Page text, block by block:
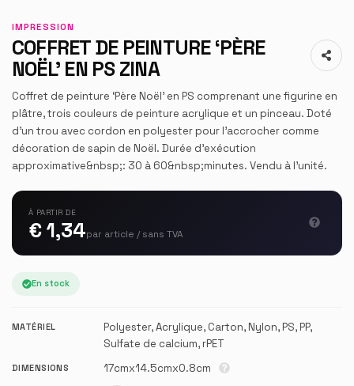
IMPRESSION
COFFRET DE PEINTURE ‘PÈRE
NOËL’ EN PS ZINA
Coffret de peinture ‘Père Noël’ en PS comprenant une figurine en
plâtre, trois couleurs de peinture acrylique et un pinceau. Doté
d’un trou avec cordon en polyester pour l’accrocher comme
décoration de sapin de Noël. Durée d’exécution
approximative&nbsp;: 30 à 60&nbsp;minutes. Vendu à l’unité.
À PARTIR DE
€ 1,34par article / sans TVA
En stock
MATÉRIEL
Polyester, Acrylique, Carton, Nylon, PS, PP,
Sulfate de calcium, rPET
DIMENSIONS 17cmx14.5cmx0.8cm